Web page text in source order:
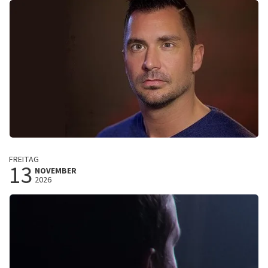
Spijkenisse, Nederland
Guido Weijers
Oudejaarsconference 2026
Theater De Stoep
Spijkenisse, Nederland
FREITAG
13 NOVEMBER
2026